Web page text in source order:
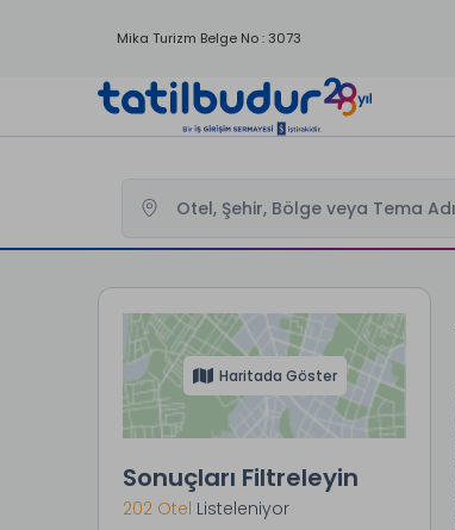
Mika Turizm Belge No : 3073
Haritada Göster
Sonuçları Filtreleyin
202 Otel Listeleniyor